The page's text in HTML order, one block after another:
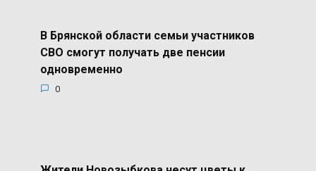
В Брянской области семьи участников
СВО смогут получать две пенсии
одновременно
0